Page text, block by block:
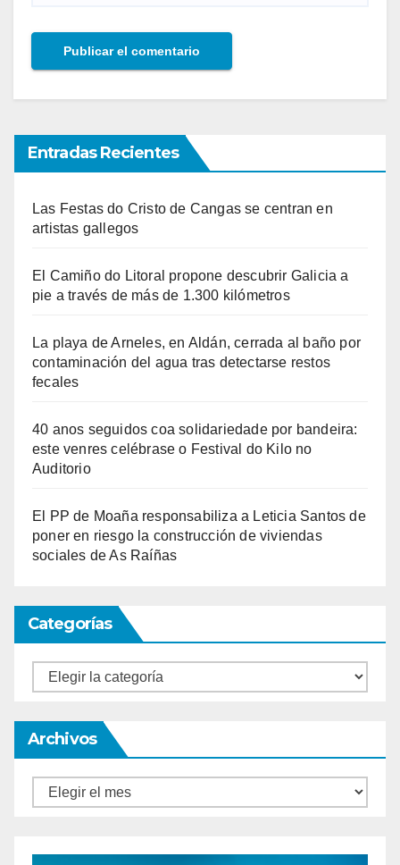
Entradas Recientes
Las Festas do Cristo de Cangas se centran en
artistas gallegos
El Camiño do Litoral propone descubrir Galicia a
pie a través de más de 1.300 kilómetros
La playa de Arneles, en Aldán, cerrada al baño por
contaminación del agua tras detectarse restos
fecales
40 anos seguidos coa solidariedade por bandeira:
este venres celébrase o Festival do Kilo no
Auditorio
El PP de Moaña responsabiliza a Leticia Santos de
poner en riesgo la construcción de viviendas
sociales de As Raíñas
Categorías
Categorías
Archivos
Archivos